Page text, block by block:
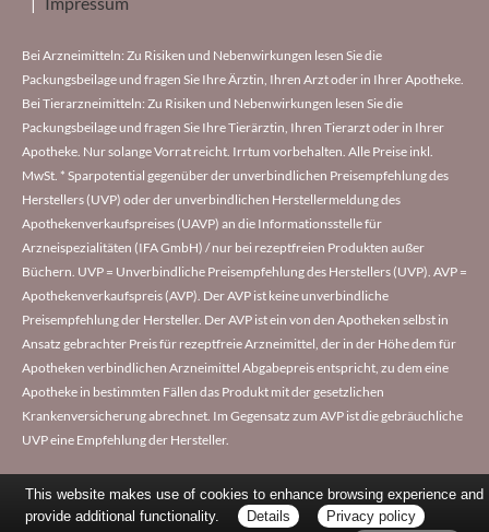
Bei Arzneimitteln: Zu Risiken und Nebenwirkungen lesen Sie die
Packungsbeilage und fragen Sie Ihre Ärztin, Ihren Arzt oder in Ihrer Apotheke.
Bei Tierarzneimitteln: Zu Risiken und Nebenwirkungen lesen Sie die
Packungsbeilage und fragen Sie Ihre Tierärztin, Ihren Tierarzt oder in Ihrer
Apotheke. Nur solange Vorrat reicht. Irrtum vorbehalten. Alle Preise inkl.
MwSt. * Sparpotential gegenüber der unverbindlichen Preisempfehlung des
Herstellers (UVP) oder der unverbindlichen Herstellermeldung des
Apothekenverkaufspreises (UAVP) an die Informationsstelle für
Arzneispezialitäten (IFA GmbH) / nur bei rezeptfreien Produkten außer
Büchern. UVP = Unverbindliche Preisempfehlung des Herstellers (UVP). AVP =
Apothekenverkaufspreis (AVP). Der AVP ist keine unverbindliche
Preisempfehlung der Hersteller. Der AVP ist ein von den Apotheken selbst in
Ansatz gebrachter Preis für rezeptfreie Arzneimittel, der in der Höhe dem für
Apotheken verbindlichen Arzneimittel Abgabepreis entspricht, zu dem eine
Apotheke in bestimmten Fällen das Produkt mit der gesetzlichen
Krankenversicherung abrechnet. Im Gegensatz zum AVP ist die gebräuchliche
UVP eine Empfehlung der Hersteller.
This website makes use of cookies to enhance browsing experience and
provide additional functionality.
Details Privacy policy